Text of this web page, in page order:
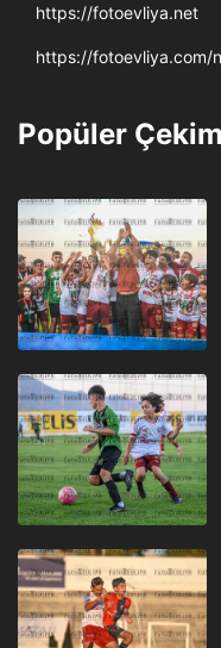
https://fotoevliya.net
https://fotoevliya.com/
Popüler